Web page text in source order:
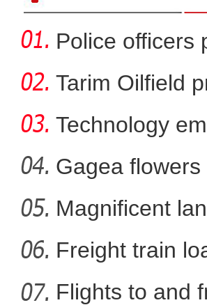
新疆和田：
Police officers
Tarim Oilfield
Technology
Xi
Gagea
Nal
Magnificent
La
Freight train
Flights to and